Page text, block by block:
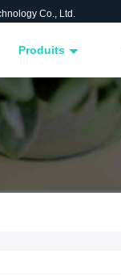
Co., Ltd.
Produits